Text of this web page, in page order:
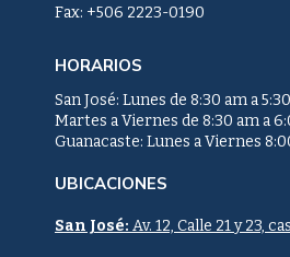
b
o
o
k
-
a
g
r
a
m
o
Fax: +506 2223-0190
HORARIOS
San José: Lunes de 8:30 am a
Martes a Viernes de 8:30 am a
Guanacaste: Lunes a Viernes
UBICACIONES
San José: Av. 12, Calle 21 y 23,